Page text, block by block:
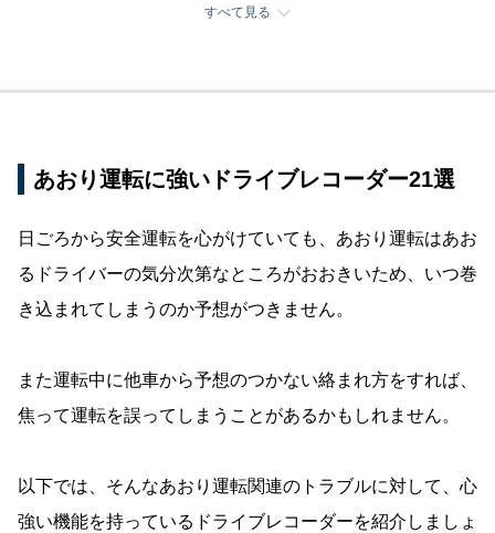
すべて見る
あおり運転に強いドライブレコーダー21選
日ごろから安全運転を心がけていても、あおり運転はあお
るドライバーの気分次第なところがおおきいため、いつ巻
き込まれてしまうのか予想がつきません。
また運転中に他車から予想のつかない絡まれ方をすれば、
焦って運転を誤ってしまうことがあるかもしれません。
以下では、そんなあおり運転関連のトラブルに対して、心
強い機能を持っているドライブレコーダーを紹介しましょ